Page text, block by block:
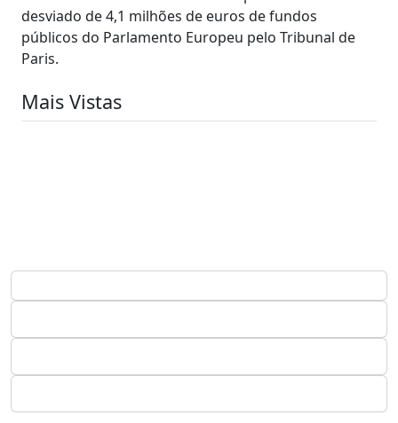
desviado de 4,1 milhões de euros de fundos
públicos do Parlamento Europeu pelo Tribunal de
Paris.
Mais Vistas